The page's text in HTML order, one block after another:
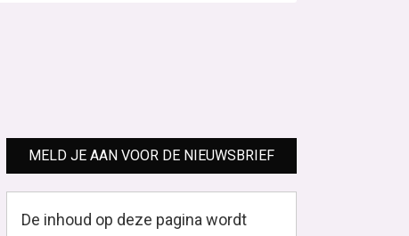
MELD JE AAN VOOR DE NIEUWSBRIEF
De inhoud op deze pagina wordt